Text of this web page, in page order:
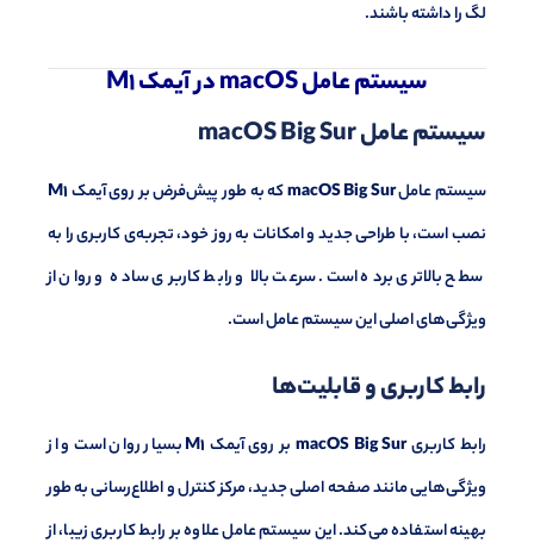
لگ را داشته باشند.
سیستم عامل macOS در آیمک M1
سیستم عامل macOS Big Sur
سیستم عاملmacOS Big Surکه به طور پیش‌فرض بر روی آیمکM1
نصب است، با طراحی جدید و امکانات به روز خود، تجربه‌ی کاربری را به
سطح بالاتری برده است. سرعت بالا و رابط کاربری ساده و روان از
ویژگی‌های اصلی این سیستم عامل است.
رابط کاربری و قابلیت‌ها
رابط کاربریmacOS Big Sur بر روی آیمک M1بسیار روان است و از
ویژگی‌هایی مانند صفحه اصلی جدید، مرکز کنترل و اطلاع‌رسانی به طور
بهینه استفاده می‌کند. این سیستم عامل علاوه بر رابط کاربری زیبا، از